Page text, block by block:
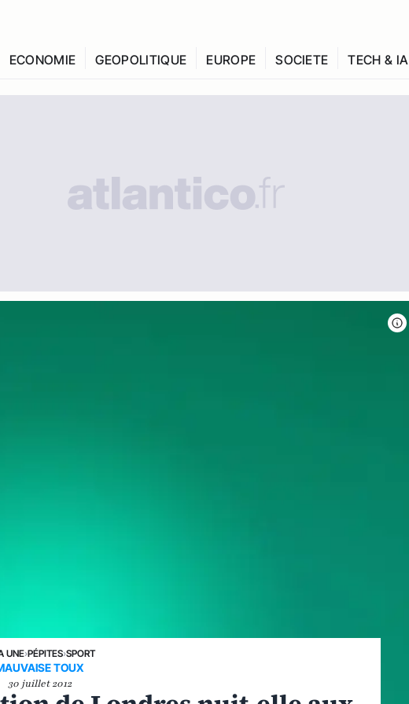
ECONOMIE GEOPOLITIQUE EUROPE SOCIETE TECH & IA
UNE›PÉPITES›SPORT
TOUX
30 juillet 2012